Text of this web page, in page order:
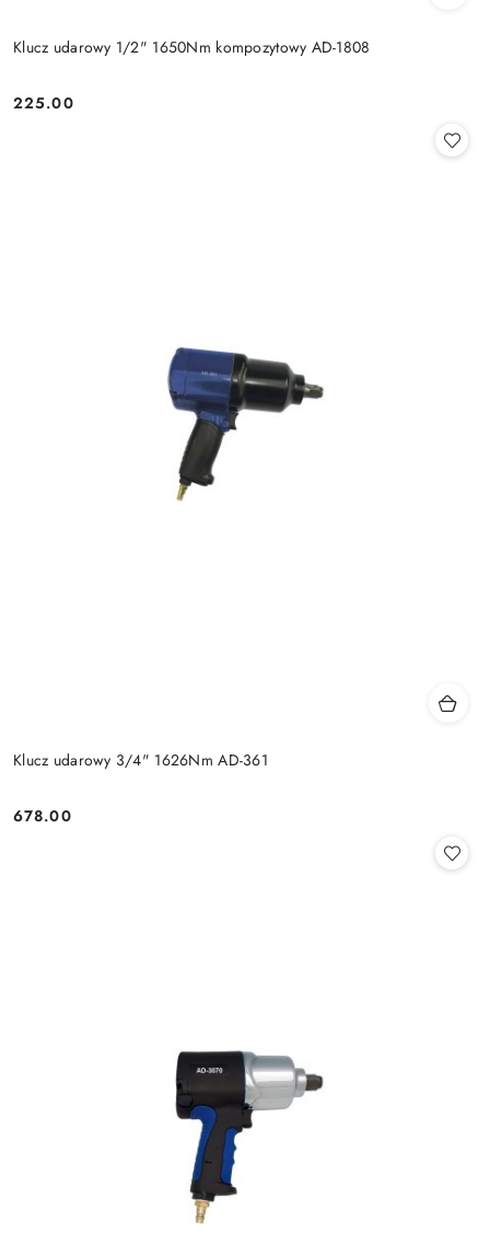
Klucz udarowy 1/2" 1650Nm kompozytowy AD-1808
Cena:
225.00
Klucz udarowy 3/4" 1626Nm AD-361
Cena:
678.00